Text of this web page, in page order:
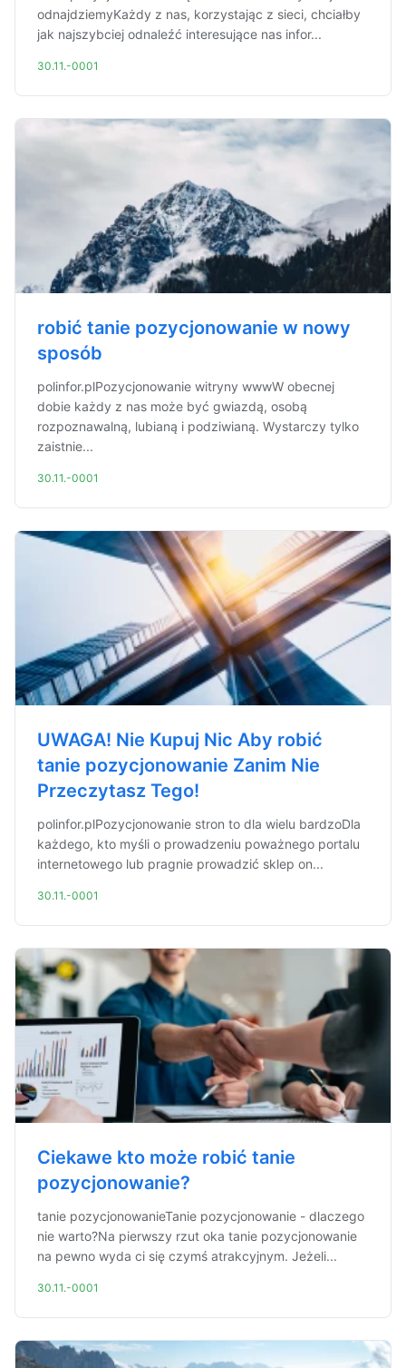
odnajdziemyKażdy z nas, korzystając z sieci, chciałby
jak najszybciej odnaleźć interesujące nas infor...
30.11.-0001
robić tanie pozycjonowanie w nowy
sposób
polinfor.plPozycjonowanie witryny wwwW obecnej
dobie każdy z nas może być gwiazdą, osobą
rozpoznawalną, lubianą i podziwianą. Wystarczy tylko
zaistnie...
30.11.-0001
UWAGA! Nie Kupuj Nic Aby robić
tanie pozycjonowanie Zanim Nie
Przeczytasz Tego!
polinfor.plPozycjonowanie stron to dla wielu bardzoDla
każdego, kto myśli o prowadzeniu poważnego portalu
internetowego lub pragnie prowadzić sklep on...
30.11.-0001
Ciekawe kto może robić tanie
pozycjonowanie?
tanie pozycjonowanieTanie pozycjonowanie - dlaczego
nie warto?Na pierwszy rzut oka tanie pozycjonowanie
na pewno wyda ci się czymś atrakcyjnym. Jeżeli...
30.11.-0001